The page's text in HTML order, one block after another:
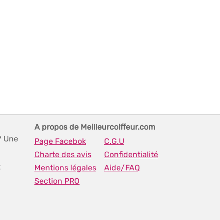
Une
A propos de Meilleurcoiffeur.com
Page Facebok
C.G.U
Charte des avis
Confidentialité
Mentions légales
Aide/FAQ
Section PRO